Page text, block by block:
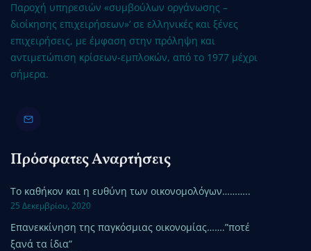
Παροχή υπηρεσιών «συμβούλων οργάνωσης –
διοίκησης επιχειρήσεων»’ σε ελληνικές και ξένες
επιχειρήσεις, με έμφαση στην πρόληψη και
αντιμετώπιση κρίσεων-εμπλοκών, από το 1977 μέχρι
σήμερα.
Πρόσφατες Αναρτήσεις
Το καθήκον και η ευθύνη των οικονομολόγων………..
25 Δεκεμβρίου, 2020
Επανεκκίνηση της παγκόσμιας οικονομίας…….”ποτέ
ξανά τα ίδια”